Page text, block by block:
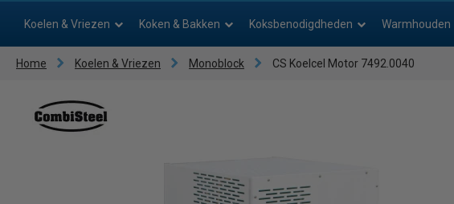
Koelen & Vriezen Koken & Bakken Koksbenodigdheden Warmhouden
Home Koelen & Vriezen Monoblock CS Koelcel Motor 7492.0040